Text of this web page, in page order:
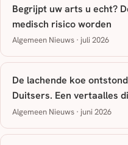
Begrijpt uw arts u echt?
medisch risico worden
Algemeen Nieuws · juli 2026
De lachende koe
Duitsers. Een vertaalles
Algemeen Nieuws · juni 2026